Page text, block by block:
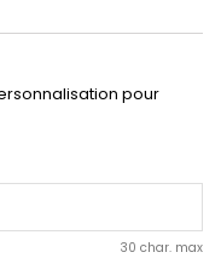
pour
30 char. max